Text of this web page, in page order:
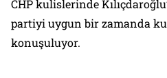
CHP kulislerinde
partiyi uygun bir zamanda
konuşuluyor.